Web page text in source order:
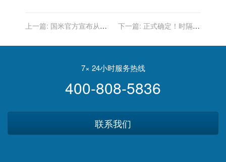
上一篇: 国米官方宣布从埃
斯……
下一篇: 正式确定！时隔35
7× 24小时服务热线
400-808-5836
联系我们